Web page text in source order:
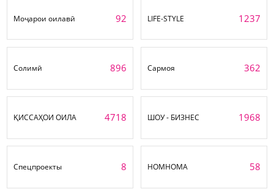
Моҷарои оилавӣ 92 LIFE-STYLE 1237
Солимӣ 896 Сармоя 362
ҚИССАҲОИ ОИЛА 4718 ШОУ - БИЗНЕС 1968
Спецпроекты 8 НОМНОМА 58